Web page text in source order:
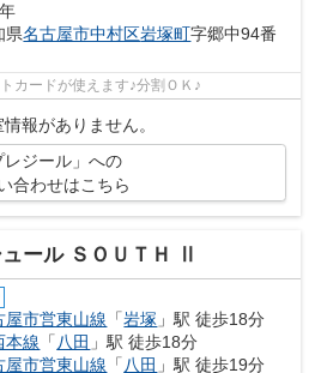
県名古屋市中村区岩塚町字郷中94番
カードが使えます♪分割ＯＫ♪
報がありません。
レジール」への
合わせはこちら
ール ＳＯＵＴＨ Ⅱ
屋市営東山線 「岩塚 」駅 徒歩18分
本線 「 八田 」駅 徒歩18分
屋市営東山線 「 八田 」駅 徒歩19分